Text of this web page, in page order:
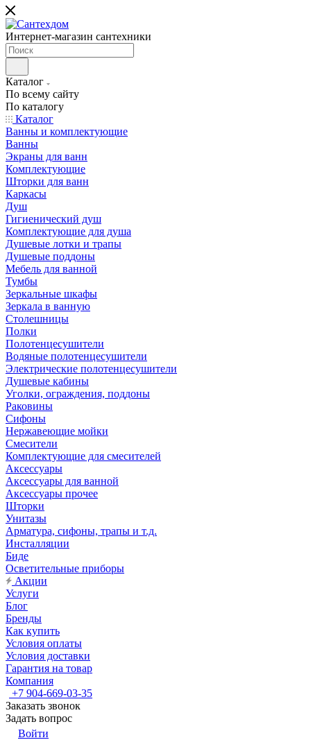
Интернет-магазин сантехники
Каталог
По всему сайту
По каталогу
Каталог
Ванны и комплектующие
Ванны
Экраны для ванн
Комплектующие
Шторки для ванн
Каркасы
Душ
Гигиенический душ
Комплектующие для душа
Душевые лотки и трапы
Душевые поддоны
Мебель для ванной
Тумбы
Зеркальные шкафы
Зеркала в ванную
Столешницы
Полки
Полотенцесушители
Водяные полотенцесушители
Электрические полотенцесушители
Душевые кабины
Уголки, ограждения, поддоны
Раковины
Сифоны
Нержавеющие мойки
Смесители
Комплектующие для смесителей
Аксессуары
Аксессуары для ванной
Аксессуары прочее
Шторки
Унитазы
Арматура, сифоны, трапы и т.д.
Инсталляции
Биде
Осветительные приборы
Акции
Услуги
Блог
Бренды
Как купить
Условия оплаты
Условия доставки
Гарантия на товар
Компания
+7 904-669-03-35
Заказать звонок
Задать вопрос
Войти